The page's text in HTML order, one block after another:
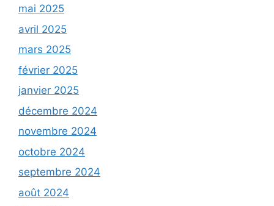
mai 2025
avril 2025
mars 2025
février 2025
janvier 2025
décembre 2024
novembre 2024
octobre 2024
septembre 2024
août 2024